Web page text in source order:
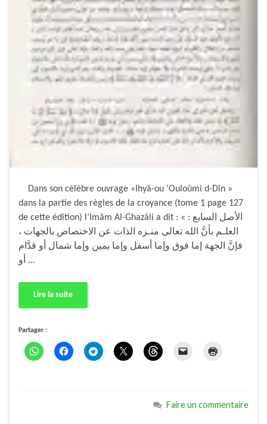
Dans son célèbre ouvrage «Ihyâ-ou ‘Ouloûmi d-Dîn »
dans la partie des règles de la croyance (tome 1 page 127
de cette édition) l’Imâm Al-Ghazâli a dit : « الأصل السابع :
العلـم بأنَّ الله تعالى منـزه الذات عن الاختصاص بالجهات ،
فإنَّ الجهة إما فوق وإما أسفل وإما يمين وإما شمال أو قدَّام
أو …
Lire la suite
Partager :
Faire un commentaire